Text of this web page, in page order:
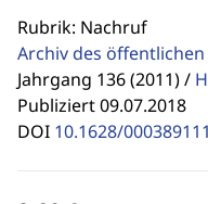
Rubrik: Nachruf
Archiv des öffentlichen
Jahrgang 136 (2011) /
Publiziert 09.07.2018
DOI 10.1628/